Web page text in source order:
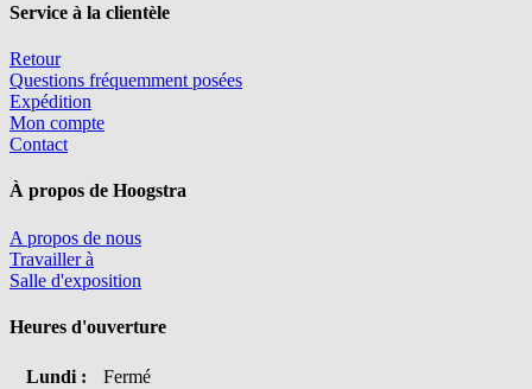
Service à la clientèle
Retour
Questions fréquemment posées
Expédition
Mon compte
Contact
À propos de Hoogstra
A propos de nous
Travailler à
Salle d'exposition
Heures d'ouverture
Lundi : Fermé